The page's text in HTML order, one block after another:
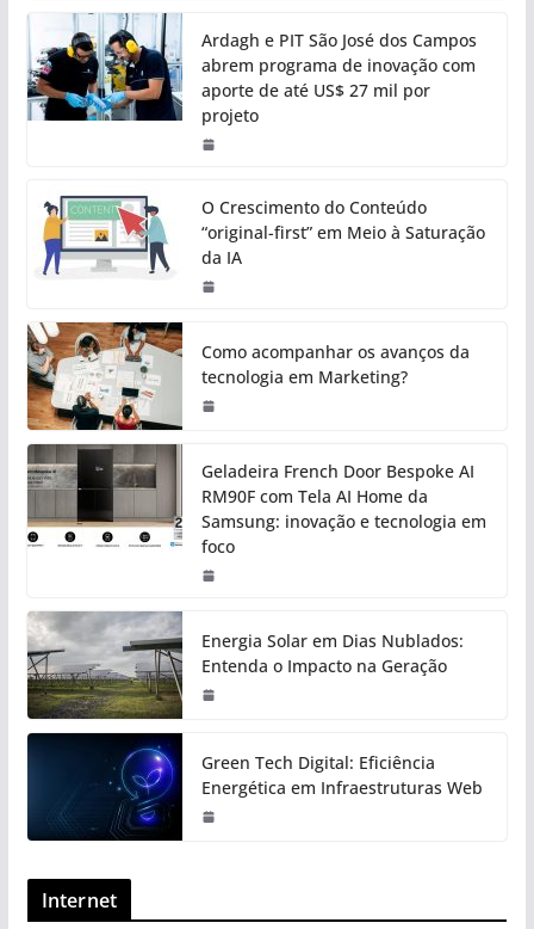
Ardagh e PIT São José dos Campos
abrem programa de inovação com
aporte de até US$ 27 mil por
projeto
O Crescimento do Conteúdo
“original-first” em Meio à Saturação
da IA
Como acompanhar os avanços da
tecnologia em Marketing?
Geladeira French Door Bespoke AI
RM90F com Tela AI Home da
Samsung: inovação e tecnologia em
foco
Energia Solar em Dias Nublados:
Entenda o Impacto na Geração
Green Tech Digital: Eficiência
Energética em Infraestruturas Web
Internet